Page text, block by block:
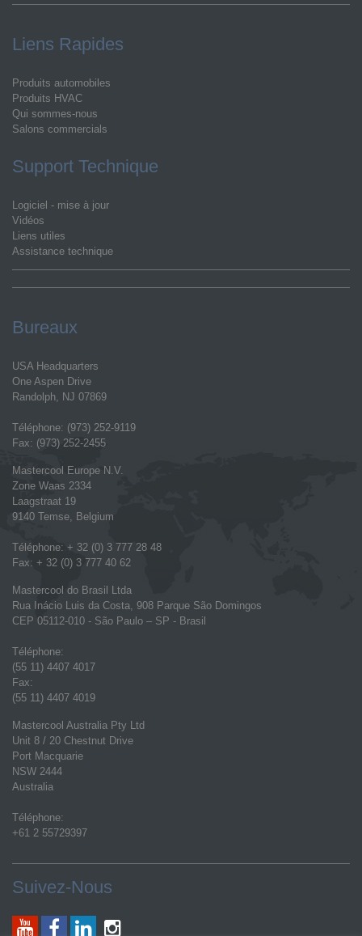
Liens Rapides
Produits automobiles
Produits HVAC
Qui sommes-nous
Salons commercials
Support Technique
Logiciel - mise à jour
Vidéos
Liens utiles
Assistance technique
Bureaux
USA Headquarters
One Aspen Drive
Randolph, NJ 07869
Téléphone: (973) 252-9119
Fax: (973) 252-2455
Mastercool Europe N.V.
Zone Waas 2334
Laagstraat 19
9140 Temse, Belgium
Téléphone: + 32 (0) 3 777 28 48
Fax: + 32 (0) 3 777 40 62
Mastercool do Brasil Ltda
Rua Inácio Luis da Costa, 908 Parque São Domingos
CEP 05112-010 - São Paulo – SP - Brasil
Téléphone:
(55 11) 4407 4017
Fax:
(55 11) 4407 4019
Mastercool Australia Pty Ltd
Unit 8 / 20 Chestnut Drive
Port Macquarie
NSW 2444
Australia
Téléphone:
+61 2 55729397
Suivez-Nous